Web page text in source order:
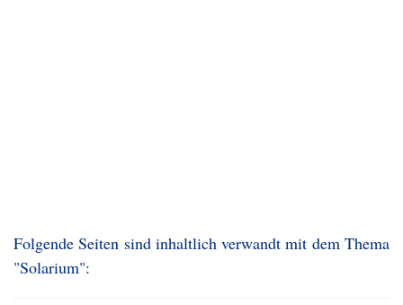
Folgende Seiten sind inhaltlich verwandt mit dem Thema
"Solarium":